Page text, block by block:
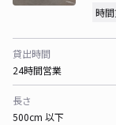
時
貸出時間
24時間営業
長さ
500cm 以下